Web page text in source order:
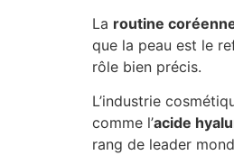
La routine
que la peau est le
rôle bien précis.
L’industrie
comme l’acide
rang de leader